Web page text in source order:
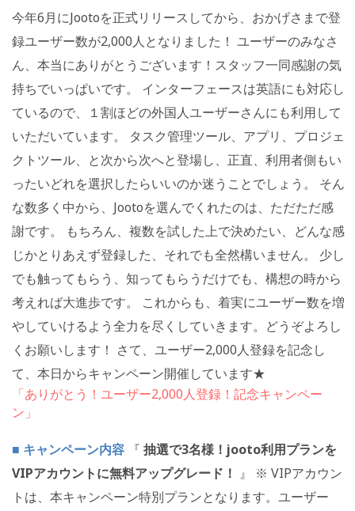
今年6月にJootoを正式リリースしてから、おかげさまで登
録ユーザー数が2,000人となりました！ ユーザーのみなさ
ん、本当にありがとうございます！スタッフ一同感謝の気
持ちでいっぱいです。 インターフェースは英語にも対応し
ているので、１割ほどの外国人ユーザーさんにも利用して
いただいています。 タスク管理ツール、アプリ、プロジェ
クトツール、と次から次へと登場し、正直、利用者側もい
ったいどれを選択したらいいのか迷うことでしょう。 そん
な数多く中から、Jootoを選んでくれたのは、ただただ感
謝です。 もちろん、複数を試した上で決めたい、どんな感
じかとりあえず登録した、それでも全然構いません。 少し
でも触ってもらう、知ってもらうだけでも、構想の時から
考えれば大進歩です。 これからも、着実にユーザー数を増
やしていけるよう全力を尽くしていきます。どうぞよろし
くお願いします！ さて、ユーザー2,000人登録を記念し
て、本日からキャンペーン開催しています★
「ありがとう！ユーザー2,000人登録！記念キャンペー
ン」
■ キャンペーン内容 『 抽選で3名様！jooto利用プランを
VIPアカウントに無料アップグレード！ 』 ※ VIPアカウン
トは、本キャンペーン特別プランとなります。ユーザー